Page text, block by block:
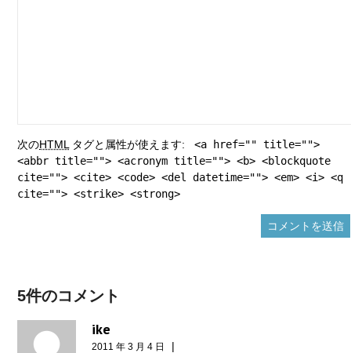
次のHTML タグと属性が使えます:
<a href="" title="">
<abbr title=""> <acronym title=""> <b> <blockquote
cite=""> <cite> <code> <del datetime=""> <em> <i> <q
cite=""> <strike> <strong>
5件のコメント
ike
2011 年 3 月 4 日 |